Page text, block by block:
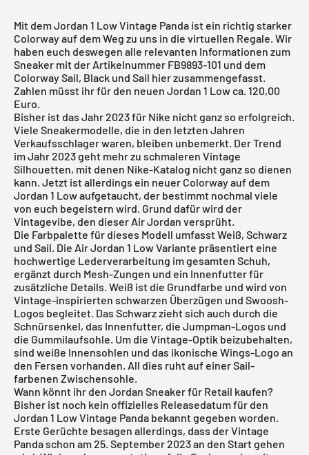
Mit dem Jordan 1 Low Vintage Panda ist ein richtig starker
Colorway auf dem Weg zu uns in die virtuellen Regale. Wir
haben euch deswegen alle relevanten Informationen zum
Sneaker mit der Artikelnummer FB9893-101 und dem
Colorway Sail, Black und Sail hier zusammengefasst.
Zahlen müsst ihr für den neuen Jordan 1 Low ca. 120,00
Euro.
Bisher ist das Jahr 2023 für Nike nicht ganz so erfolgreich.
Viele Sneakermodelle, die in den letzten Jahren
Verkaufsschlager waren, bleiben unbemerkt. Der Trend
im Jahr 2023 geht mehr zu schmaleren Vintage
Silhouetten, mit denen Nike-Katalog nicht ganz so dienen
kann. Jetzt ist allerdings ein neuer Colorway auf dem
Jordan 1 Lowaufgetaucht, der bestimmt nochmal viele
von euch begeistern wird. Grund dafür wird der
Vintagevibe, den dieser Air Jordan versprüht.
Die Farbpalette für dieses Modell umfasst Weiß, Schwarz
und Sail. Die Air Jordan 1 Low Variante präsentiert eine
hochwertige Lederverarbeitung im gesamten Schuh,
ergänzt durch Mesh-Zungen und ein Innenfutter für
zusätzliche Details. Weiß ist die Grundfarbe und wird von
Vintage-inspirierten schwarzen Überzügen und Swoosh-
Logos begleitet. Das Schwarz zieht sich auch durch die
Schnürsenkel, das Innenfutter, die Jumpman-Logos und
die Gummilaufsohle. Um die Vintage-Optik beizubehalten,
sind weiße Innensohlen und das ikonische Wings-Logo an
den Fersen vorhanden. All dies ruht auf einer Sail-
farbenen Zwischensohle.
Wann könnt ihr den Jordan Sneaker für Retail kaufen?
Bisher ist noch kein offizielles Releasedatum für den
Jordan 1 Low Vintage Panda bekannt gegeben worden.
Erste Gerüchte besagen allerdings, dass der Vintage
Panda schon am 25. September 2023 an den Start gehen